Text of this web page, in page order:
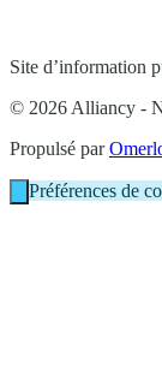
Site d’information
© 2026 Alliancy -
Propulsé par
Préférences de